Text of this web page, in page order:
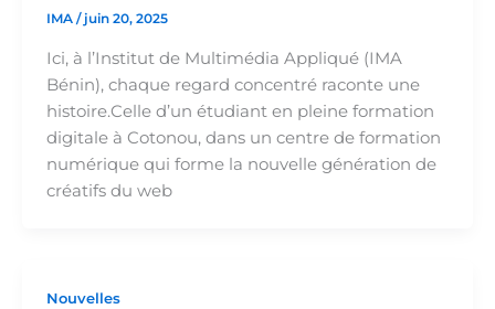
IMA / juin 20, 2025
Ici, à l’Institut de Multimédia Appliqué (IMA
Bénin), chaque regard concentré raconte une
histoire.Celle d’un étudiant en pleine formation
digitale à Cotonou, dans un centre de formation
numérique qui forme la nouvelle génération de
créatifs du web
Nouvelles